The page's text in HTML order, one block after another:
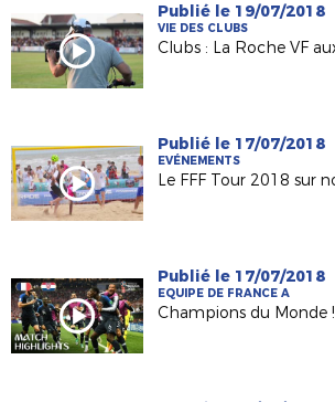
Publié le 19/07/2018
VIE DES CLUBS
Publié le 17/07/2018
EVÉNEMENTS
Publié le 17/07/2018
EQUIPE DE FRANCE A
Champions du Monde !